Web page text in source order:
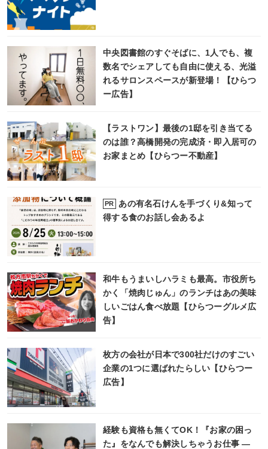
中央図書館のすぐそばに、1人でも、複
数名でシェアしても自由に使える、光溢
れるサロンスペースが新登場！【ひらつ
ー広告】
【ラストワン】最後の1邸を引き当てる
のは誰？高橋開発の完成済・即入居可の
お家まとめ【ひらつー不動産】
PR
あの有名石けんを手づくり&知って
得する食のお話し会あるよ
和牛もうまいしハラミも最高。市役所ち
かく「焼肉じゅん」のランチはあの美味
しいごはん食べ放題【ひらつーグルメ広
告】
枚方の会社が日本で300社だけのすごい
企業の1つに選ばれたらしい【ひらつー
広告】
経験も資格も無くてOK！『お家の困っ
た』をなんでも解決しちゃうお仕事 ―